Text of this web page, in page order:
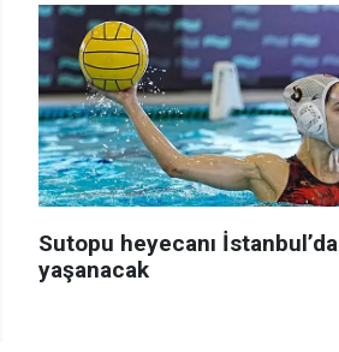
Sutopu heyecanı İstanbul’da
yaşanacak